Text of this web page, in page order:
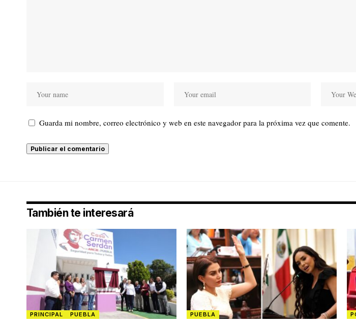
Guarda mi nombre, correo electrónico y web en este navegador para la próxima vez que comente.
También te interesará
PRINCIPAL PUEBLA PUEBLA